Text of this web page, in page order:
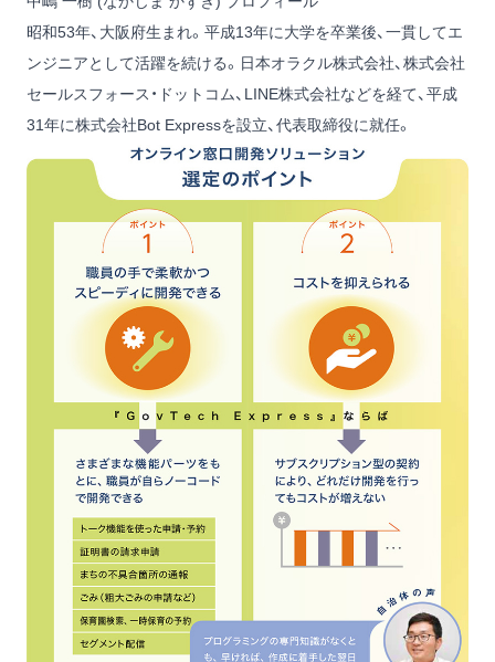
昭和53年、大阪府生まれ。平成13年に大学を卒業後、一貫してエ
ンジニアとして活躍を続ける。日本オラクル株式会社、株式会社
セールスフォース・ドットコム、LINE株式会社などを経て、平成
31年に株式会社Bot Expressを設立、代表取締役に就任。